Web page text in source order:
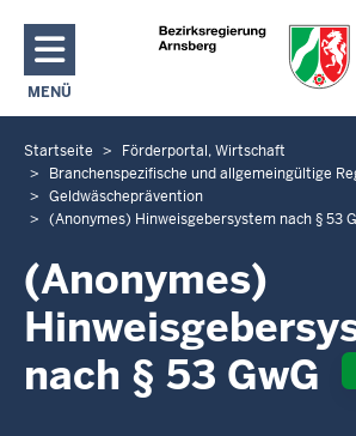
Direkt zum
MENÜ
NAVIGATION AKTIVIEREN/DEAKTIVIEREN:
S
e
e
f
n
d
Startseite
Förderportal, Wirtschaft
Branchenspezifische und allgemeingültige
Geldwäscheprävention
(Anonymes) Hinweisgebersystem nach § 53
(Anonymes)
nach § 53 GwG